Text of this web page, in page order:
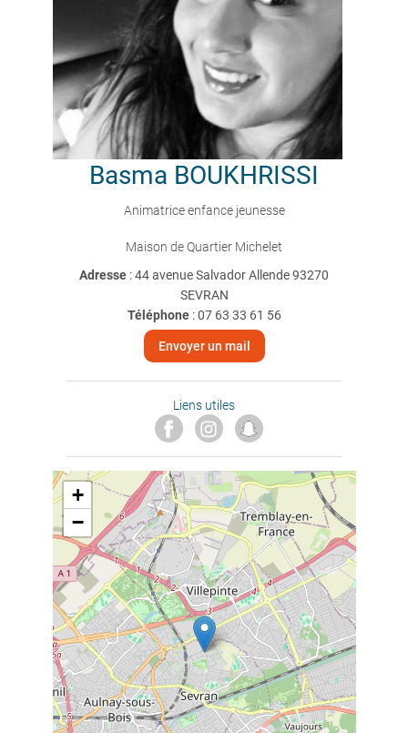
Basma BOUKHRISSI
Animatrice enfance jeunesse
Maison de Quartier Michelet
Adresse : 44 avenue Salvador Allende 93270
SEVRAN
Téléphone:07 63 33 61 56
Envoyer un mail
Liens utiles
+
−